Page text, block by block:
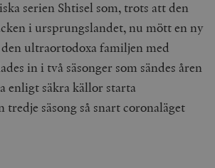
serien Shtisel som, trots att den
i ursprungslandet, nu mött en ny
ultraortodoxa familjen med
in i två säsonger som sändes åren
enligt säkra källor starta
tredje säsong så snart coronaläget